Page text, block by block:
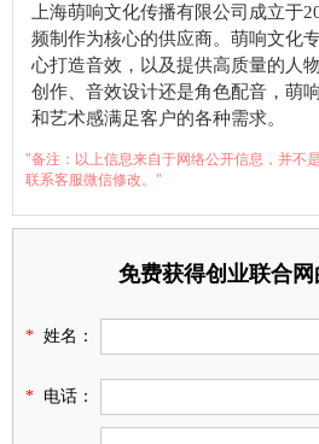
上海萌响文化传播有限公司成立于
频制作为核心的供应商。萌响文化
心打造音效，以及提供高质量的人
创作、音效设计还是角色配音，萌
和艺术感满足客户的各种需求。
"备注：以上信息来自于网络公开信息，并不
联系客服微信修改。"
免费获得创业联合
* 姓名：
* 电话：